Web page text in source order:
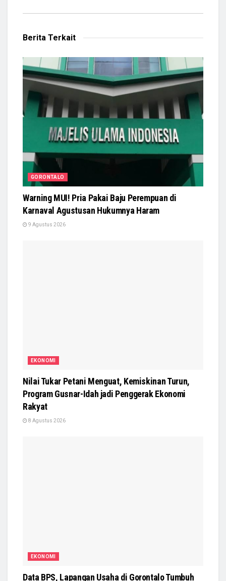
Berita Terkait
GORONTALO
Warning MUI! Pria Pakai Baju Perempuan di
Karnaval Agustusan Hukumnya Haram
9 Agustus 2026
EKONOMI
Nilai Tukar Petani Menguat, Kemiskinan Turun,
Program Gusnar-Idah jadi Penggerak Ekonomi
Rakyat
8 Agustus 2026
EKONOMI
Data BPS, Lapangan Usaha di Gorontalo Tumbuh